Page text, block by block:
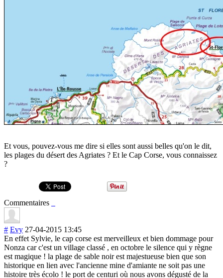
Et vous, pouvez-vous me dire si elles sont aussi belles qu'on le dit,
les plages du désert des Agriates ? Et le Cap Corse, vous connaissez
?
Commentaires
# Evy 27-04-2015 13:45
En effet Sylvie, le cap corse est merveilleux et bien dommage pour
Nonza car c'est un village classé , en octobre le silence qui y règne
est magique ! la plage de sable noir est majestueuse bien que son
historique en lien avec l'ancienne mine d'amiante ne soit pas une
histoire très écolo ! le port de centuri où nous avons dégusté de la